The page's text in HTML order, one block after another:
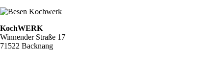
KochWERK
Winnender Straße 17
71522 Backnang